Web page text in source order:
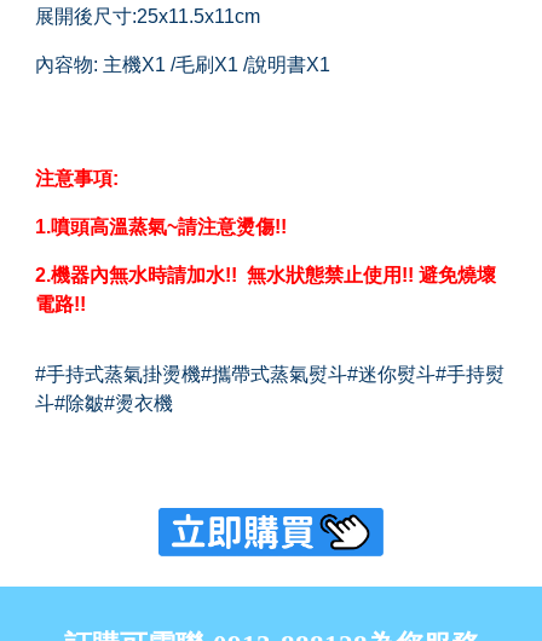
展開後尺寸:25x11.5x11cm
內容物: 主機X1 /毛刷X1 /說明書X1
注意事項:
1.噴頭高溫蒸氣~請注意燙傷!!
2.機器內無水時請加水!! 無水狀態禁止使用!! 避免燒壞
電路!!
#手持式蒸氣掛燙機#攜帶式蒸氣熨斗#迷你熨斗#手持熨
斗#除皺#燙衣機